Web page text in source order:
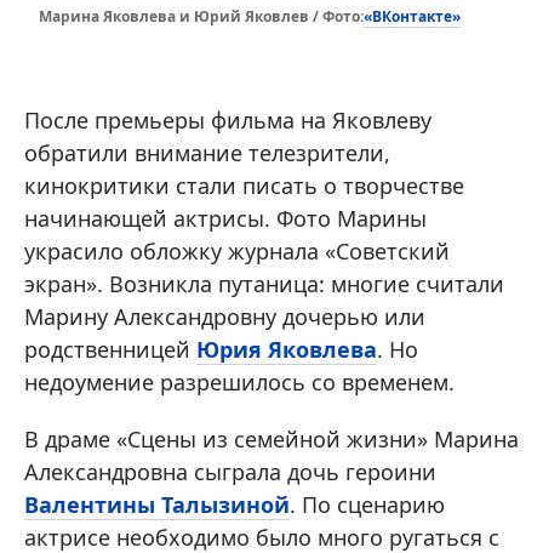
Марина Яковлева и Юрий Яковлев / Фото:«ВКонтакте»
После премьеры фильма на Яковлеву
обратили внимание телезрители,
кинокритики стали писать о творчестве
начинающей актрисы. Фото Марины
украсило обложку журнала «Советский
экран». Возникла путаница: многие считали
Марину Александровну дочерью или
родственницей Юрия Яковлева. Но
недоумение разрешилось со временем.
В драме «Сцены из семейной жизни» Марина
Александровна сыграла дочь героини
Валентины Талызиной. По сценарию
актрисе необходимо было много ругаться с